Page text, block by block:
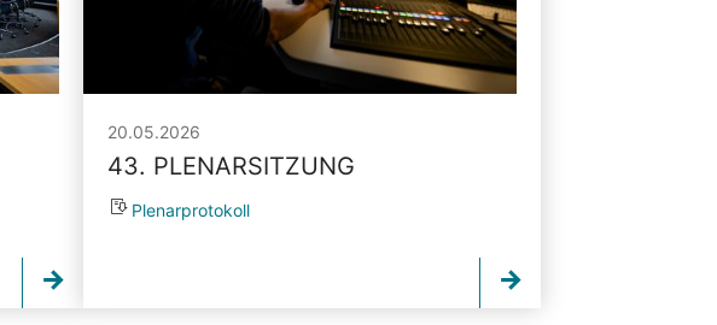
20.05.2026
43. PLENARSITZUNG
Plenarprotokoll